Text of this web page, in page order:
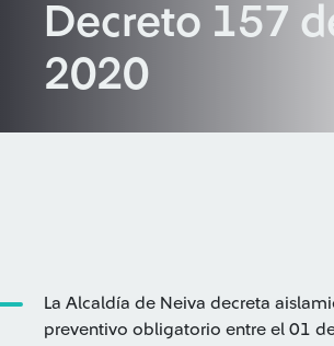
Decreto 157
2020
La Alcaldía de Neiva decreta
preventivo obligatorio entre el 01